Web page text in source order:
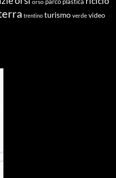
orso parco plastica
trentino turismo verde video